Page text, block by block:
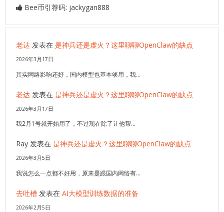
Bee币引荐码: jackygan888
老达 发表在是神兵还是虚火？这里聊聊OpenClaw的缺点
2026年3月17日
其实网络影响还好，国内模型也基本够用，我…
老达 发表在是神兵还是虚火？这里聊聊OpenClaw的缺点
2026年3月17日
我2月1号就开始用了，不过现在除了让他帮…
Ray 发表在是神兵还是虚火？这里聊聊OpenClaw的缺点
2026年3月5日
我说怎么一点都不好用，原来是跟国内网络有…
去吐槽 发表在AI大模型训练数据的准备
2026年2月5日